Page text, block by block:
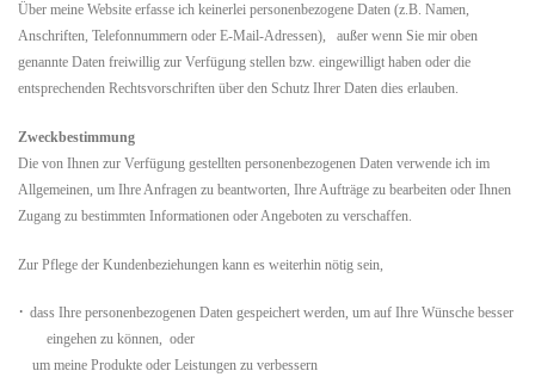
Über meine Website erfasse ich keinerlei personenbezogene Daten (z.B. Namen,
Anschriften, Telefonnummern oder E-Mail-Adressen), außer wenn Sie mir oben
genannte Daten freiwillig zur Verfügung stellen bzw. eingewilligt haben oder die
entsprechenden Rechtsvorschriften über den Schutz Ihrer Daten dies erlauben.
Zweckbestimmung
Die von Ihnen zur Verfügung gestellten personenbezogenen Daten verwende ich im
Allgemeinen, um Ihre Anfragen zu beantworten, Ihre Aufträge zu bearbeiten oder Ihnen
Zugang zu bestimmten Informationen oder Angeboten zu verschaffen.
Zur Pflege der Kundenbeziehungen kann es weiterhin nötig sein,
· dass Ihre personenbezogenen Daten gespeichert werden, um auf Ihre Wünsche besser
eingehen zu können, oder
um meine Produkte oder Leistungen zu verbessern